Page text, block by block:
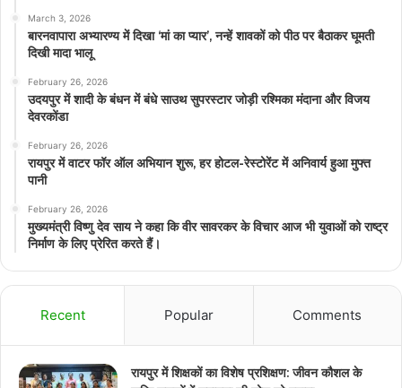
March 3, 2026
बारनवापारा अभ्यारण्य में दिखा ‘मां का प्यार’, नन्हें शावकों को पीठ पर बैठाकर घूमती
दिखी मादा भालू
February 26, 2026
उदयपुर में शादी के बंधन में बंधे साउथ सुपरस्टार जोड़ी रश्मिका मंदाना और विजय
देवरकोंडा
February 26, 2026
रायपुर में वाटर फॉर ऑल अभियान शुरू, हर होटल-रेस्टोरेंट में अनिवार्य हुआ मुफ्त
पानी
February 26, 2026
मुख्यमंत्री विष्णु देव साय ने कहा कि वीर सावरकर के विचार आज भी युवाओं को राष्ट्र
निर्माण के लिए प्रेरित करते हैं।
Recent Popular Comments
रायपुर में शिक्षकों का विशेष प्रशिक्षण: जीवन कौशल के